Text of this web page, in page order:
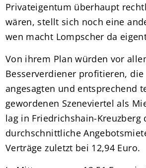
Privateigentum überhaupt
wären, stellt sich noch eine
wen macht Lompscher da
Von ihrem Plan würden vor
Besserverdiener profitieren,
angesagten und entsprechend
gewordenen Szeneviertel als
lag in Friedrichshain-Kreuzberg
durchschnittliche
Verträge zuletzt bei 12,94 Euro.